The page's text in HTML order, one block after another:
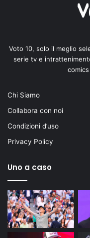
Voto 10, solo il meglio
serie tv e
Chi Siamo
Collabora con noi
Condizioni d’uso
Privacy Policy
Uno a caso